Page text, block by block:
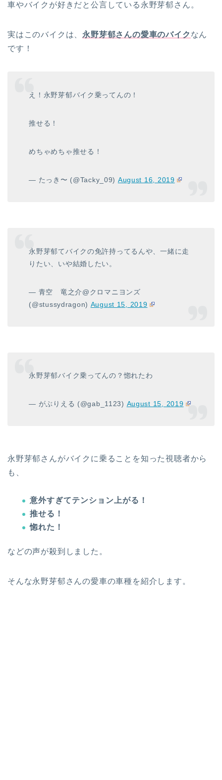
車やバイクが好きだと公言している永野芽郁さん。
実はこのバイクは、 永野芽郁さんの愛車のバイク なん
です！
え！永野芽郁バイク乗ってんの！
推せる！
めちゃめちゃ推せる！
— たっき〜 (@Tacky_09) August 16, 2019
永野芽郁てバイクの免許持ってるんや、一緒に走
りたい、いや結婚したい。
— 青空 竜之介@クロマニヨンズ
(@stussydragon) August 15, 2019
永野芽郁バイク乗ってんの？惚れたわ
— がぶりえる (@gab_1123) August 15, 2019
永野芽郁さんがバイクに乗ることを知った視聴者から
も、
意外すぎてテンション上がる！
推せる！
惚れた！
などの声が殺到しました。
そんな永野芽郁さんの愛車の車種を紹介します。